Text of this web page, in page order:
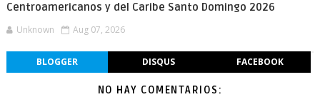
Centroamericanos y del Caribe Santo Domingo 2026
Unknown Aug 07, 2026
BLOGGER DISQUS FACEBOOK
NO HAY COMENTARIOS: